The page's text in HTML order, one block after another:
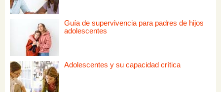
Guía de supervivencia para padres de hijos
adolescentes
Adolescentes y su capacidad crítica